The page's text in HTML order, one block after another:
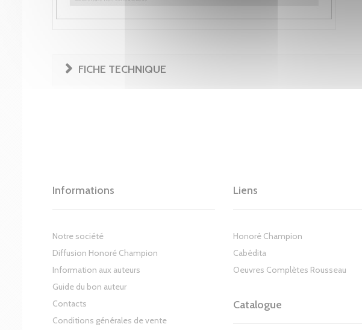
FICHE TECHNIQUE
Informations
Notre société
Diffusion Honoré Champion
Information aux auteurs
Guide du bon auteur
Contacts
Conditions générales de vente
Liens
Honoré Champion
Cabédita
Oeuvres Complètes Rousseau
Catalogue